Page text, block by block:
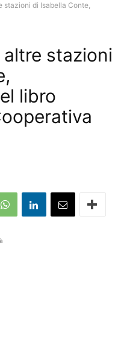
stazioni di Isabella Conte,
stazioni
libro